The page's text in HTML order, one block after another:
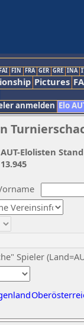
FIN FRA GER GRE INA
Pictures
anmelden Elo
Spieler
AUT-Elolisten
13.945